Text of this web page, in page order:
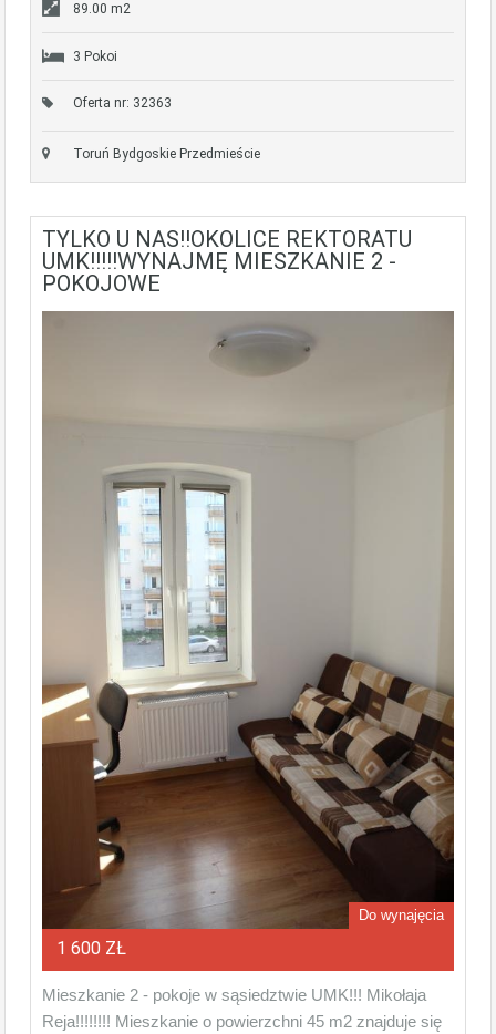
89.00 m2
3 Pokoi
Oferta nr: 32363
Toruń Bydgoskie Przedmieście
TYLKO U NAS!!OKOLICE REKTORATU
UMK!!!!!WYNAJMĘ MIESZKANIE 2 -
POKOJOWE
Do wynajęcia
1 600 ZŁ
Mieszkanie 2 - pokoje w sąsiedztwie UMK!!! Mikołaja
Reja!!!!!!!! Mieszkanie o powierzchni 45 m2 znajduje się